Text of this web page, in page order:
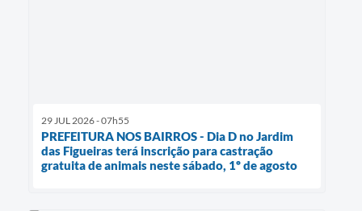
29 JUL 2026 - 07h55
PREFEITURA NOS BAIRROS - Dia D no Jardim
das Figueiras terá inscrição para castração
gratuita de animais neste sábado, 1º de agosto